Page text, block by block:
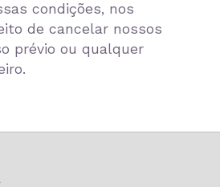
condições, nos
de cancelar nossos
prévio ou qualquer